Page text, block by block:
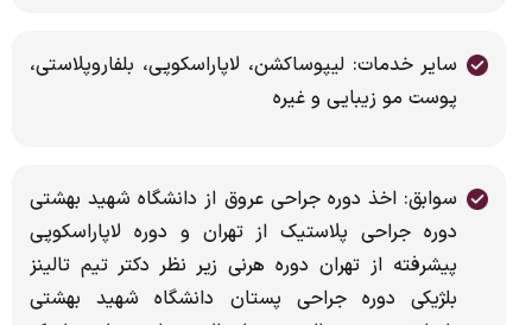
سایر خدمات: لیپوساکشن، لاپاراسکوپی، بلفاروپلاستی،
پوست مو زیبایی و غیره
سوابق: اخذ دوره جراحی عروق از دانشگاه شهید بهشتی
دوره جراحی پلاستیک از تهران و دوره لاپاراسکوپی
پیشرفته از تهران دوره هرنی زیر نظر دکتر تیم تالینز
بلژیکی دوره جراحی پستان دانشگاه شهید بهشتی